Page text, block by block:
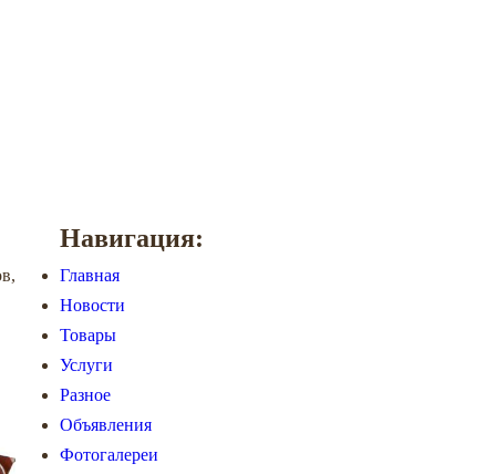
Навигация:
Главная
Новости
Товары
Услуги
Разное
Объявления
Фотогалереи